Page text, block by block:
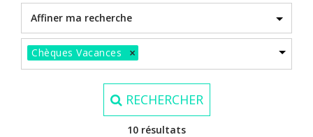
Chèques Vacances ×
RECHERCHER
10 résultats